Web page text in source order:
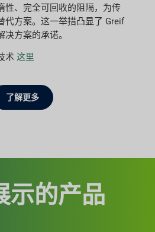
性、完全可回收的阻隔，为传
代方案。这一举措凸显了 Greif
方案的承诺。
术 这里
了解更多
示的产品